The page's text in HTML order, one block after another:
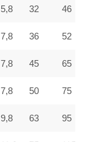
5,8 32 46
7,8 36 52
7,8 45 65
7,8 50 75
9,8 63 95